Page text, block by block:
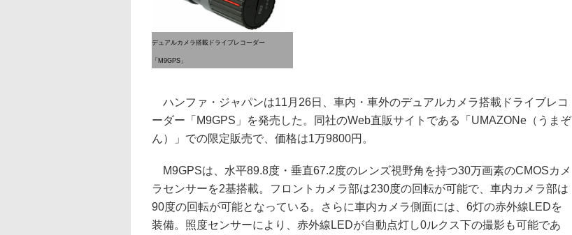
デュアルカメラ搭載ドライブレコーダー
「M9GPS」
ハンファ・ジャパンは11月26日、車内・車外のデュアルカメラ搭載ドライブレコ
ーダー「M9GPS」を発売した。同社のWeb直販サイトである「UMAZONe（うまぞ
ん）」での限定販売で、価格は1万9800円。
M9GPSは、水平89.8度・垂直67.2度のレンズ視野角を持つ30万画素のCMOSカメ
ラセンサーを2基搭載。フロントカメラ部は230度の回転が可能で、車内カメラ部は
90度の回転が可能となっている。さらに車内カメラ側面には、6灯の赤外線LEDを
装備。照度センサーにより、赤外線LEDが自動点灯し0ルクス下の撮影も可能であ